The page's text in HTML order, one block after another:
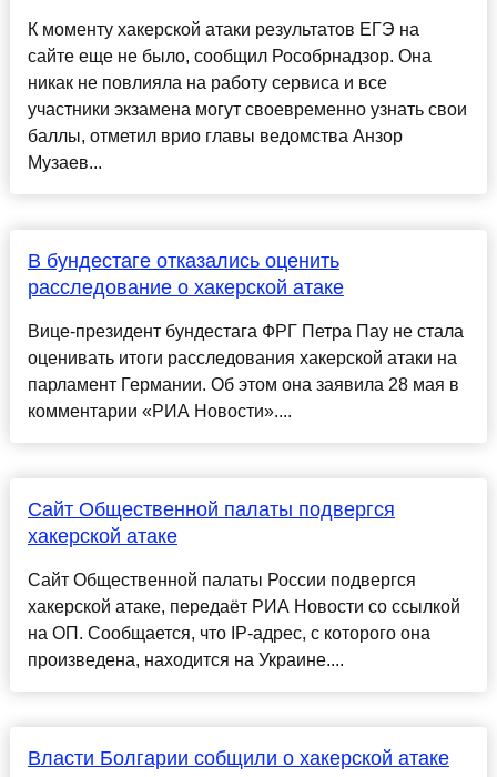
К моменту хакерской атаки результатов ЕГЭ на
сайте еще не было, сообщил Рособрнадзор. Она
никак не повлияла на работу сервиса и все
участники экзамена могут своевременно узнать свои
баллы, отметил врио главы ведомства Анзор
Музаев...
В бундестаге отказались оценить
расследование о хакерской атаке
Вице-президент бундестага ФРГ Петра Пау не стала
оценивать итоги расследования хакерской атаки на
парламент Германии. Об этом она заявила 28 мая в
комментарии «РИА Новости»....
Сайт Общественной палаты подвергся
хакерской атаке
Сайт Общественной палаты России подвергся
хакерской атаке, передаёт РИА Новости со ссылкой
на ОП. Сообщается, что IP-адрес, с которого она
произведена, находится на Украине....
Власти Болгарии собщили о хакерской атаке